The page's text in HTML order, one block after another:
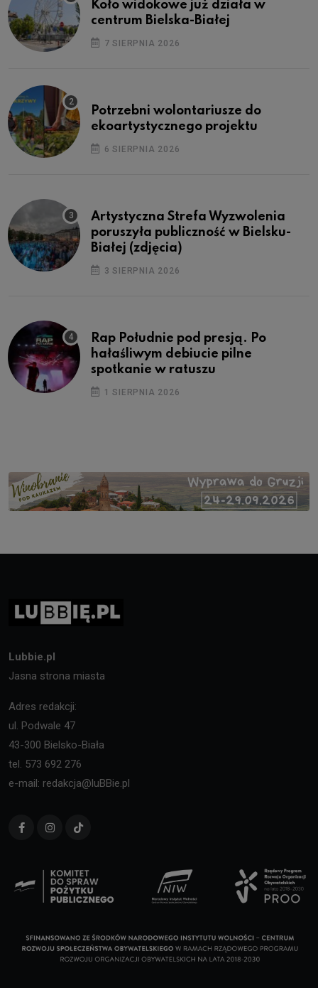
Koło widokowe już działa w
centrum Bielska-Białej
7 SIERPNIA 2026
Potrzebni wolontariusze do
ekoartystycznego projektu
6 SIERPNIA 2026
Artystyczna Strefa Wyzwolenia
poruszyła publiczność w Bielsku-
Białej (zdjęcia)
3 SIERPNIA 2026
Rap Południe pod presją. Po
hałaśliwym debiucie pilne
spotkanie w ratuszu
1 SIERPNIA 2026
Lubbie.pl
Jasna strona miasta
Adres redakcji:
ul. Podwale 47
43-300 Bielsko-Biała
tel. 573 692 276
e-mail: redakcja@luBBie.pl